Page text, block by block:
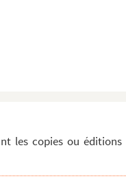
les copies ou